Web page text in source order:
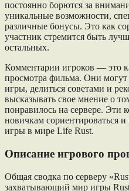
постоянно борются за
уникальные возможности,
различные бонусы. Это как
участник стремится быть
остальных.
Комментарии игроков — это
просмотра фильма. Они могут
игры, делиться советами и
высказывать свое мнение о
понравилось на сервере. Эти
новичкам сориентироваться
игры в мире Life Rust.
Описание игрового
Общая сводка по серверу
захватывающий мир игры